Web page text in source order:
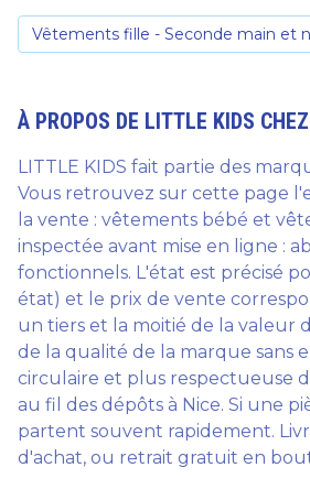
Vêtements fille - Seconde main et
À PROPOS DE LITTLE KIDS
LITTLE KIDS fait partie des
Vous retrouvez sur cette page
la vente : vêtements bébé et
inspectée avant mise en ligne :
fonctionnels. L'état est précisé
état) et le prix de vente
un tiers et la moitié de la valeur
de la qualité de la marque sans
circulaire et plus respectueuse
au fil des dépôts à Nice. Si une
partent souvent rapidement.
d'achat, ou retrait gratuit en